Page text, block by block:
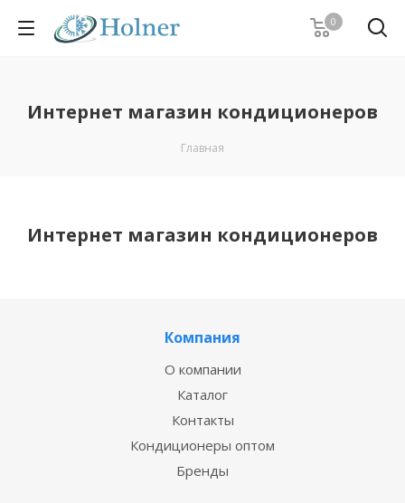
0
Интернет магазин кондиционеров
Главная
Интернет магазин кондиционеров
Компания
О компании
Каталог
Контакты
Кондиционеры оптом
Бренды